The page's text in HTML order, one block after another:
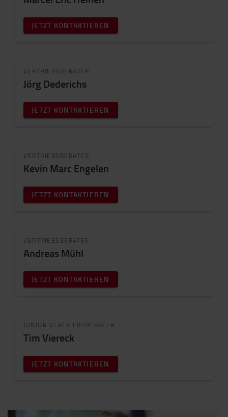
JETZT KONTAKTIEREN
VERTRIEBSBERATER
Jörg Dederichs
JETZT KONTAKTIEREN
VERTRIEBSBERATER
Kevin Marc Engelen
JETZT KONTAKTIEREN
VERTRIEBSBERATER
Andreas Mühl
JETZT KONTAKTIEREN
JUNIOR VERTRIEBSBERATER
Tim Viereck
JETZT KONTAKTIEREN